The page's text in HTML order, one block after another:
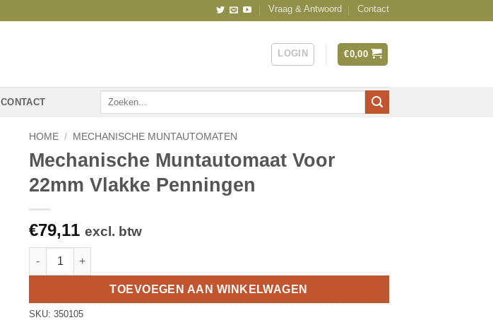
Vraag & Antwoord Contact
LOGIN €0,00
CONTACT
Zoeken
HOME / MECHANISCHE MUNTAUTOMATEN
Mechanische Muntautomaat Voor
22mm Vlakke Penningen
€79,11 excl. btw
Mechanische Muntautomaat Voor 22mm Vlakke Penningen aantal
TOEVOEGEN AAN WINKELWAGEN
SKU: 350105